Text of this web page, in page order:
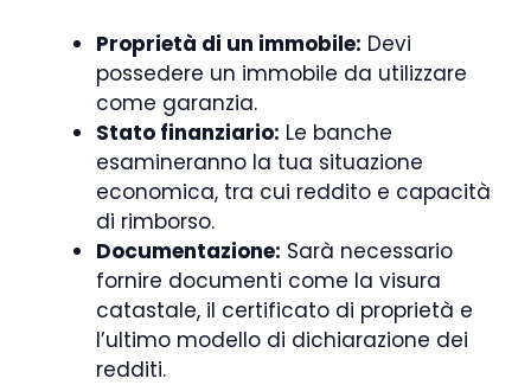
Proprietà di un immobile: Devi
possedere un immobile da utilizzare
come garanzia.
Stato finanziario: Le banche
esamineranno la tua situazione
economica, tra cui reddito e capacità
di rimborso.
Documentazione: Sarà necessario
fornire documenti come la visura
catastale, il certificato di proprietà e
l’ultimo modello di dichiarazione dei
redditi.